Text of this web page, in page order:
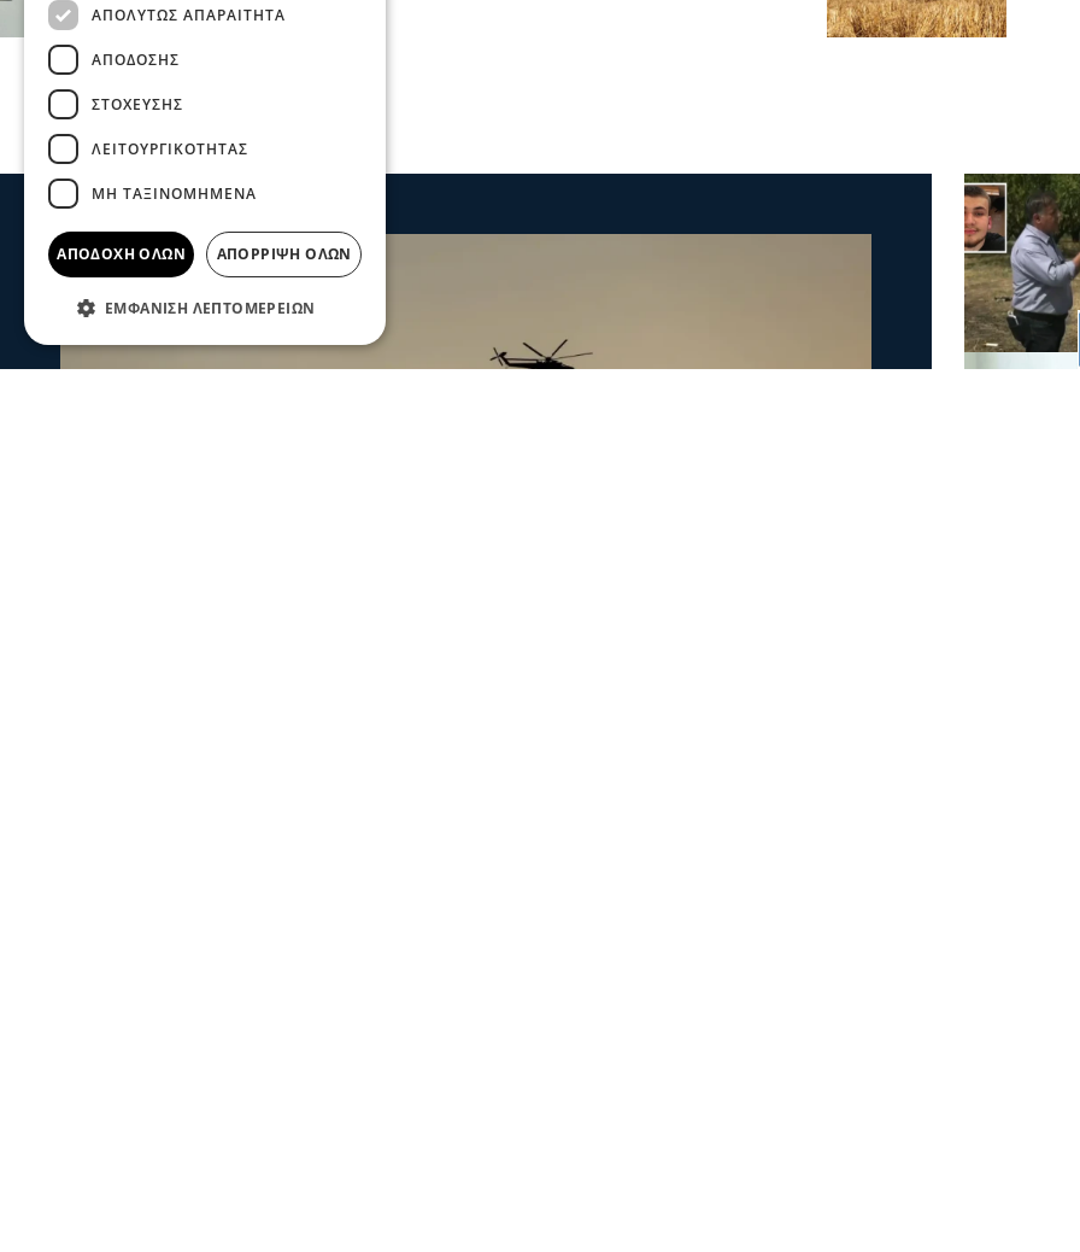
ΑΠΟΛΎΤΩΣ ΑΠΑΡΑΊΤΗΤΑ
ΑΠΌΔΟΣΗΣ
ΣΤΌΧΕΥΣΗΣ
ΛΕΙΤΟΥΡΓΙΚΌΤΗΤΑΣ
ΜΗ ΤΑΞΙΝΟΜΗΜΈΝΑ
ΑΠΟΔΟΧΉ ΌΛΩΝ ΑΠΌΡΡΙΨΗ ΌΛΩΝ
ΕΜΦΆΝΙΣΗ ΛΕΠΤΟΜΕΡΕΙΏΝ